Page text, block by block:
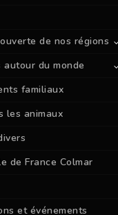
de nos régions
autour du monde
familiaux
les animaux
de France Colmar
et événements